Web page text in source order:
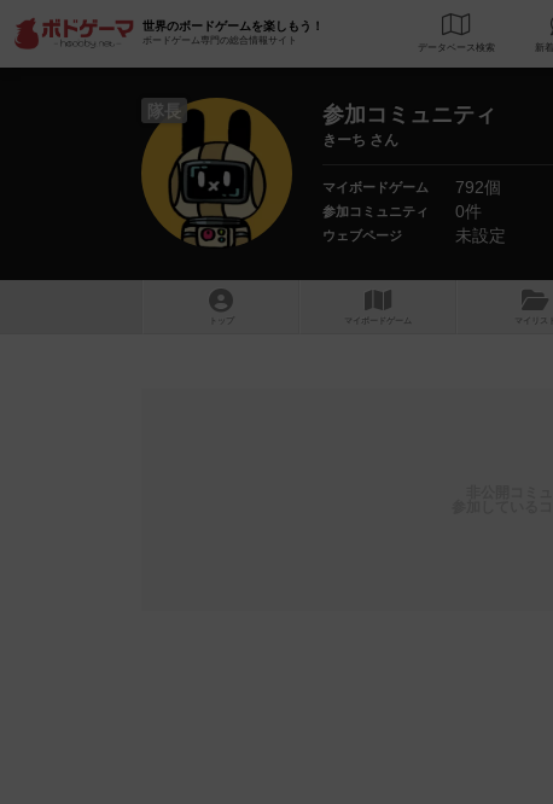
世界のボードゲームを楽しもう！
ボードゲーム専門の総合情報サイト
データベース 検索
隊長 参加コミュニティ
きーち さん
マイボードゲーム 792個
参加コミュニティ 0件
ウェブページ 未設定
トップ マイボードゲーム マイリスト